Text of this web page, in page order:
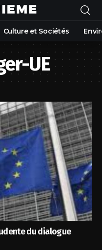
Culture et Sociétés
UE
du dialogue